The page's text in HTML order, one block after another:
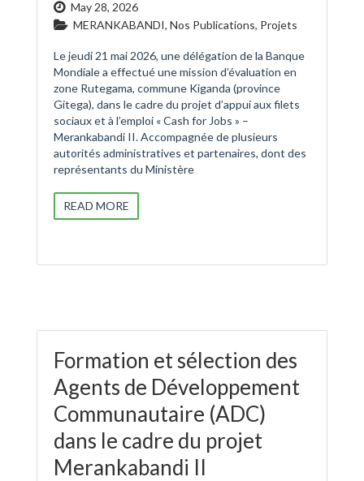
May 28, 2026
MERANKABANDI, Nos Publications, Projets
Le jeudi 21 mai 2026, une délégation de la Banque
Mondiale a effectué une mission d’évaluation en
zone Rutegama, commune Kiganda (province
Gitega), dans le cadre du projet d’appui aux filets
sociaux et à l’emploi « Cash for Jobs » –
Merankabandi II. Accompagnée de plusieurs
autorités administratives et partenaires, dont des
représentants du Ministère
READ MORE
Formation et sélection des
Agents de Développement
Communautaire (ADC)
dans le cadre du projet
Merankabandi II